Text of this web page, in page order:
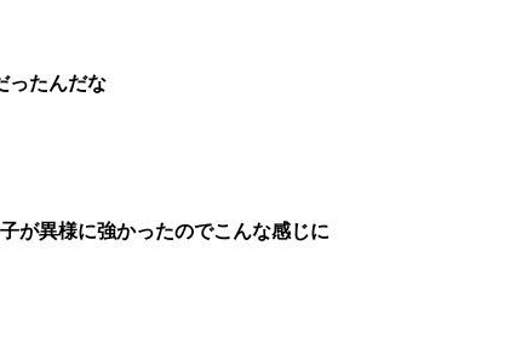
ったんだな
が異様に強かったのでこんな感じに